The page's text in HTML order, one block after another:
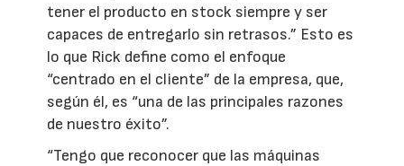
tener el producto en stock siempre y ser
capaces de entregarlo sin retrasos.” Esto es
lo que Rick define como el enfoque
“centrado en el cliente” de la empresa, que,
según él, es “una de las principales razones
de nuestro éxito”.
“Tengo que reconocer que las máquinas